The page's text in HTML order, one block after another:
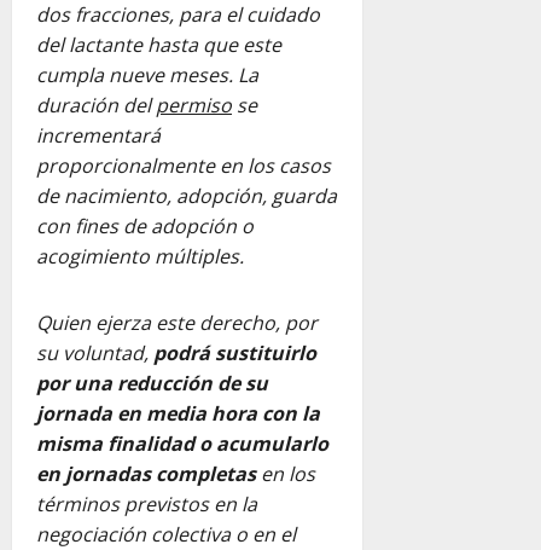
dos fracciones, para el cuidado
del lactante hasta que este
cumpla nueve meses. La
duración delpermiso se
incrementará
proporcionalmente en los casos
de nacimiento, adopción, guarda
con fines de adopción o
acogimiento múltiples.
Quien ejerza este derecho, por
su voluntad, podrá sustituirlo
por una reducción de su
jornada en media hora con la
misma finalidad o acumularlo
en jornadas completasen los
términos previstos en la
negociación colectiva o en el